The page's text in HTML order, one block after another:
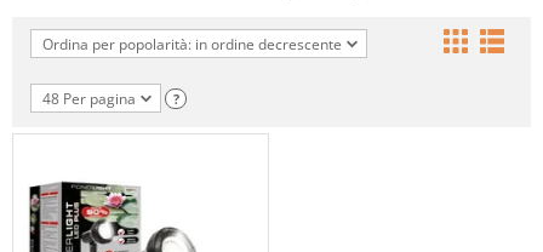
Ordina per popolarità: in ordine decrescente
48 Per pagina ?